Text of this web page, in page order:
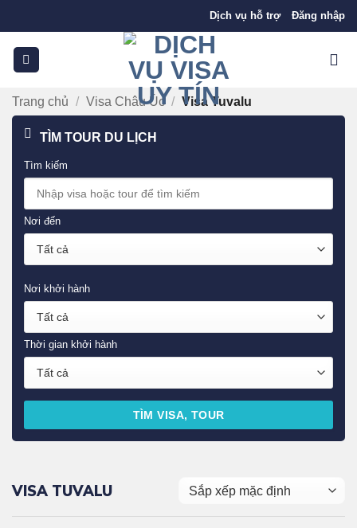
qua
nội
dung
Dịch vụ hỗ trợ Đăng nhập
Trang chủ / Visa Châu Úc / Visa Tuvalu
TÌM TOUR DU LỊCH
Tìm kiếm
Nơi đến
Nơi khởi hành
Thời gian khởi hành
TÌM VISA, TOUR
VISA TUVALU